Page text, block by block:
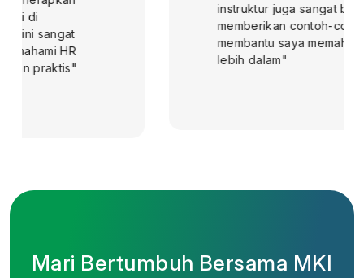
instruktur juga sangat berpengalaman,
memberikan contoh-contoh nyata yang
membantu saya memahami konsep
lebih dalam"
Mari Bertumbuh Bersama MKI